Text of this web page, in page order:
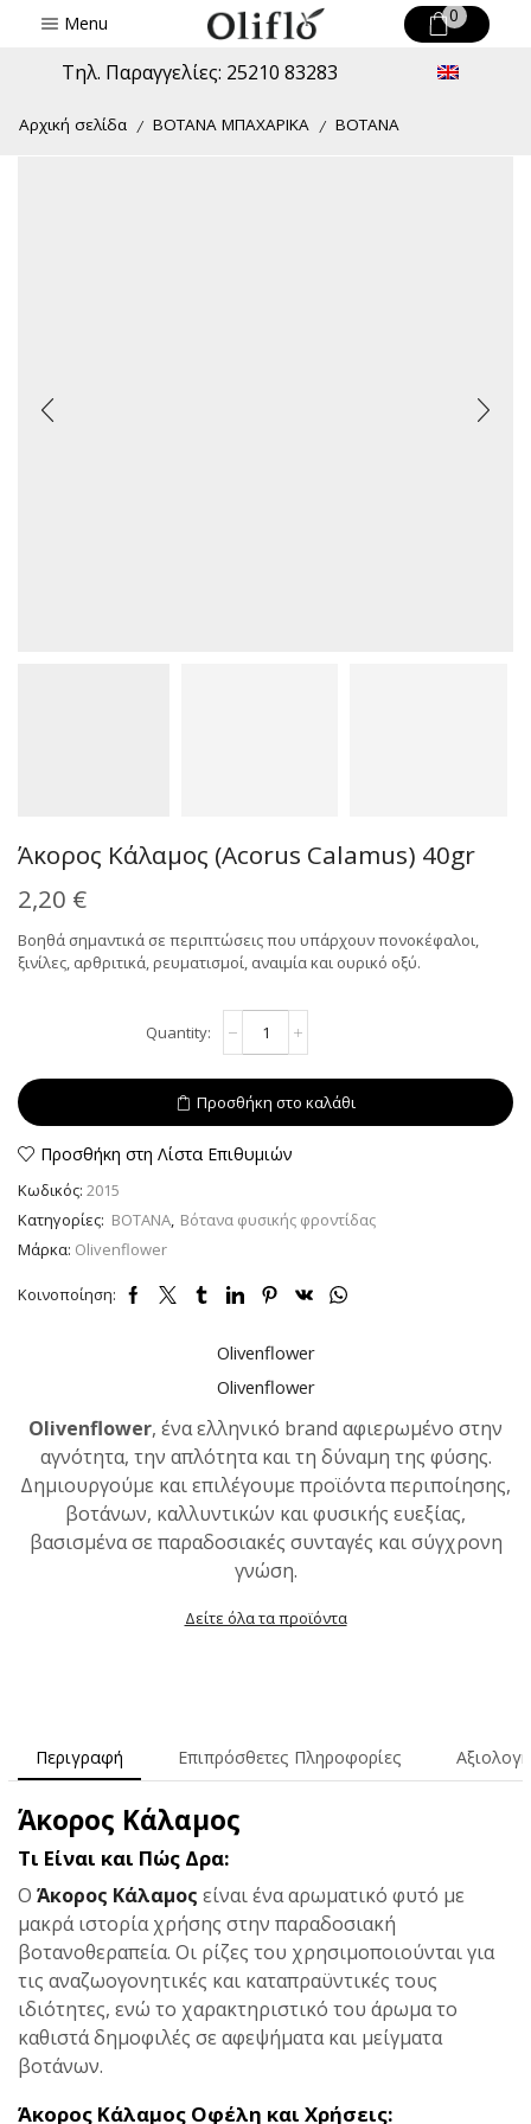
Menu 0
Τηλ. Παραγγελίες: 25210 83283
Αρχική σελίδα / ΒΟΤΑΝΑ ΜΠΑΧΑΡΙΚΑ / ΒΟΤΑΝΑ
Άκορος Κάλαμος (Acorus Calamus) 40gr
2,20 €
Βοηθά σημαντικά σε περιπτώσεις που υπάρχουν πονοκέφαλοι,
ξινίλες, αρθριτικά, ρευματισμοί, αναιμία και ουρικό οξύ.
Κάλαμος
Calamus)
40gr
ποσότητα
Προσθήκη στο καλάθι
Προσθήκη στη Λίστα Επιθυμιών
Κωδικός: 2015
Κατηγορίες: ΒΟΤΑΝΑ, Βότανα φυσικής φροντίδας
Μάρκα: Olivenflower
Κοινοποίηση:
Olivenflower
Olivenflower
Olivenflower, ένα ελληνικό brand αφιερωμένο στην
αγνότητα, την απλότητα και τη δύναμη της φύσης.
Δημιουργούμε και επιλέγουμε προϊόντα περιποίησης,
βοτάνων, καλλυντικών και φυσικής ευεξίας,
βασισμένα σε παραδοσιακές συνταγές και σύγχρονη
γνώση.
Δείτε όλα τα προϊόντα
Περιγραφή Επιπρόσθετες Πληροφορίες
Άκορος Κάλαμος
Τι Είναι και Πώς Δρα:
Ο Άκορος Κάλαμος είναι ένα αρωματικό φυτό με
μακρά ιστορία χρήσης στην παραδοσιακή
βοτανοθεραπεία. Οι ρίζες του χρησιμοποιούνται για
τις αναζωογονητικές και καταπραϋντικές τους
ιδιότητες, ενώ το χαρακτηριστικό του άρωμα το
καθιστά δημοφιλές σε αφεψήματα και μείγματα
βοτάνων.
Άκορος Κάλαμος Οφέλη και Χρήσεις: